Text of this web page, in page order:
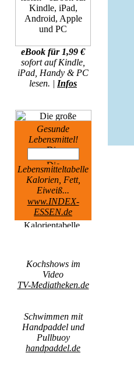
eBook für 1,99 €
sofort auf Kindle,
iPad, Handy & PC
lesen. | Infos
Gesunde
Lebensmittel!
Lebensmitteltabelle
Kalorien, Fett,
Eiweiß...
www.INDEX-
ESSEN.de
Kochshows im
Video
TV-Mediatheken.de
Schwimmen mit
Handpaddel und
Pullbuoy
handpaddel.de